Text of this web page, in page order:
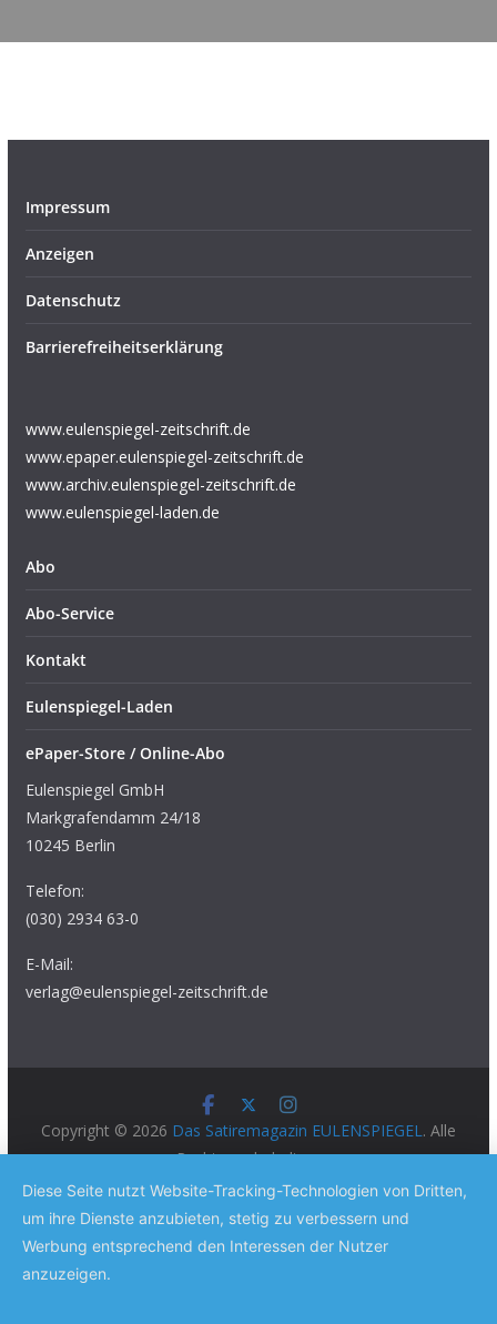
Impressum
Anzeigen
Datenschutz
Barrierefreiheitserklärung
www.eulenspiegel-zeitschrift.de
www.epaper.eulenspiegel-zeitschrift.de
www.archiv.eulenspiegel-zeitschrift.de
www.eulenspiegel-laden.de
Abo
Abo-Service
Kontakt
Eulenspiegel-Laden
ePaper-Store / Online-Abo
Eulenspiegel GmbH
Markgrafendamm 24/18
10245 Berlin
Telefon:
(030) 2934 63-0
E-Mail:
verlag@eulenspiegel-zeitschrift.de
Copyright © 2026 Das Satiremagazin EULENSPIEGEL. Alle
Rechte vorbehalten.
Theme:ColorMag Provon ThemeGrill. Präsentiert von
WordPress.
Diese Seite nutzt Website-Tracking-Technologien von Dritten,
um ihre Dienste anzubieten, stetig zu verbessern und
Werbung entsprechend den Interessen der Nutzer
anzuzeigen.